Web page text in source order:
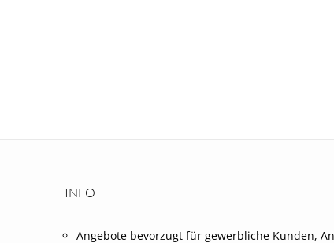
INFO
Angebote bevorzugt für gewerbliche Kunden,